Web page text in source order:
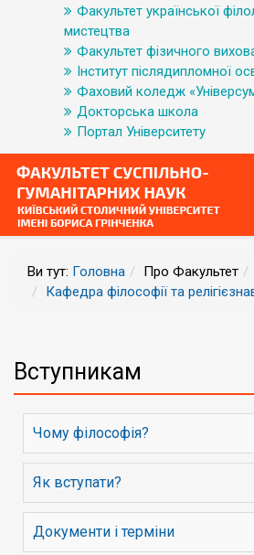
Факультет української
мистецтва
Факультет фізичного
Інститут післядипломної
Фаховий коледж
Докторська школа
Портал Університету
Ви тут: Головна Про Факультет
Кафедра філософії та
Вступникам
Чому філософія?
Як вступати?
Документи і терміни